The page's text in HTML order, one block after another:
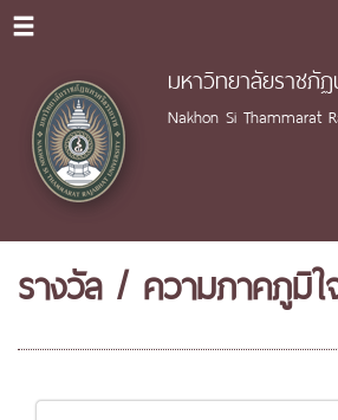
มหาวิทยาลัยราชภั
Nakhon Si Thammarat
รางวัล / ความภาคภูมิใ